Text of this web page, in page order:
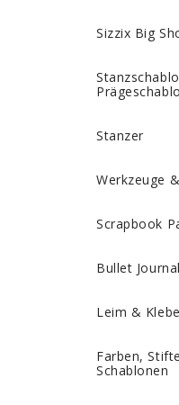
Sizzix Big
Stanzer
Werkzeuge
Scrapbook
Bullet Journal
Leim &
Farben,
Schablonen